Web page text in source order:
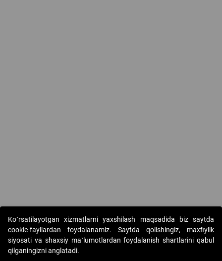
Copyright © 2017-2026. "Elektron onlayn-auksionlarni
Ko`rsatilayotgan xizmatlarni yaxshilash maqsadida biz saytda
cookie-fayllardan foydalanamiz. Saytda qolishingiz, maxfiylik
siyosati va shaxsiy ma`lumotlardan foydalanish shartlarini qabul
qilganingizni anglatadi.